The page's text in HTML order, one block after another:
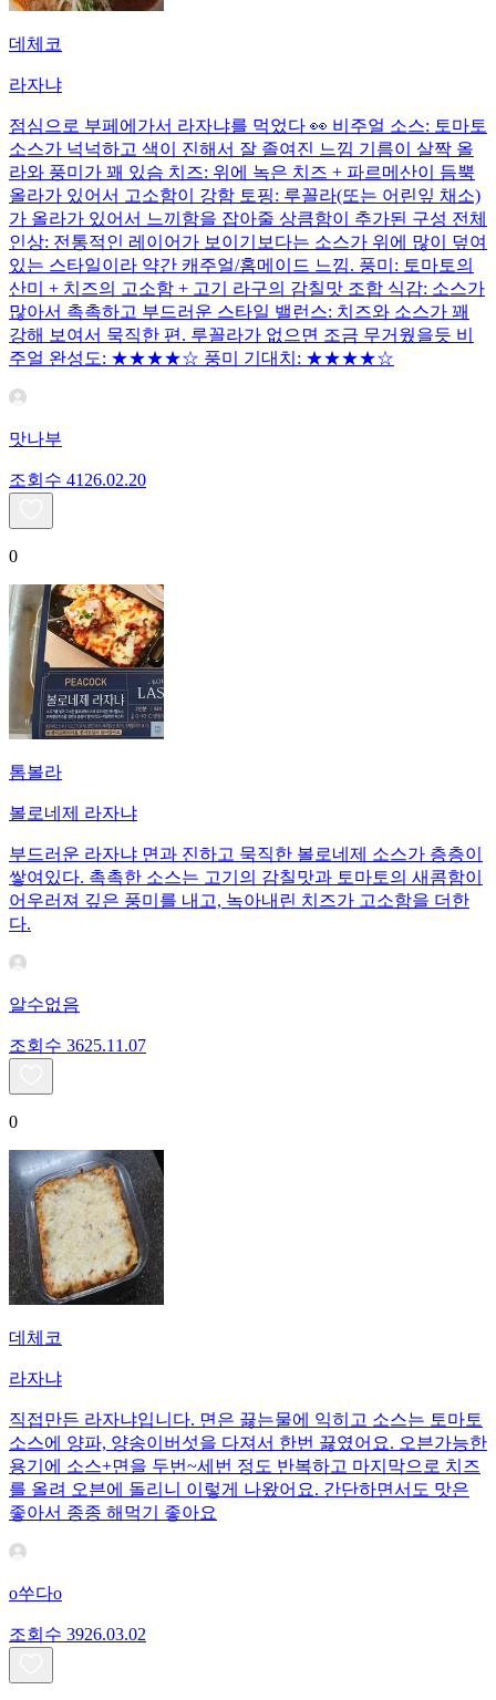
데체코
라자냐
점심으로 부페에가서 라자냐를 먹었다 👀 비주얼 소스: 토마토
소스가 넉넉하고 색이 진해서 잘 졸여진 느낌 기름이 살짝 올
라와 풍미가 꽤 있슴 치즈: 위에 녹은 치즈 + 파르메산이 듬뿍
올라가 있어서 고소함이 강함 토핑: 루꼴라(또는 어린잎 채소)
가 올라가 있어서 느끼함을 잡아줄 상큼함이 추가된 구성 전체
인상: 전통적인 레이어가 보이기보다는 소스가 위에 많이 덮여
있는 스타일이라 약간 캐주얼/홈메이드 느낌. 풍미: 토마토의
산미 + 치즈의 고소함 + 고기 라구의 감칠맛 조합 식감: 소스가
많아서 촉촉하고 부드러운 스타일 밸런스: 치즈와 소스가 꽤
강해 보여서 묵직한 편. 루꼴라가 없으면 조금 무거웠을듯 비
주얼 완성도: ★★★★☆ 풍미 기대치: ★★★★☆
맛나부
조회수 41 26.02.20
0
톰볼라
볼로네제 라자냐
부드러운 라자냐 면과 진하고 묵직한 볼로네제 소스가 층층이
쌓여있다. 촉촉한 소스는 고기의 감칠맛과 토마토의 새콤함이
어우러져 깊은 풍미를 내고, 녹아내린 치즈가 고소함을 더한
다.
알수없음
조회수 3625.11.07
0
데체코
라자냐
직접만든 라자냐입니다. 면은 끓는물에 익히고 소스는 토마토
소스에 양파, 양송이버섯을 다져서 한번 끓였어요. 오븐가능한
용기에 소스+면을 두번~세번 정도 반복하고 마지막으로 치즈
를 올려 오븐에 돌리니 이렇게 나왔어요. 간단하면서도 맛은
좋아서 종종 해먹기 좋아요
o쑤다o
조회수 3926.03.02